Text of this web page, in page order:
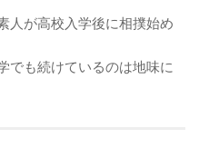
人が高校入学後に相撲始め
でも続けているのは地味に